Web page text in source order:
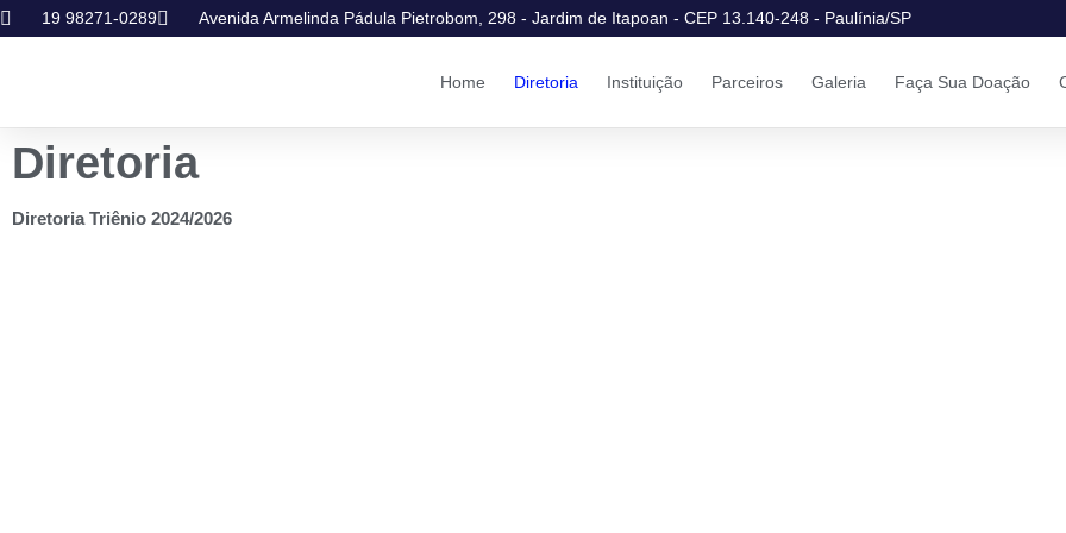
19 98271-0289 Avenida Armelinda Pádula Pietrobom, 298 - Jardim de Itapoan - CEP 13.140-248 - Paulínia/SP
Home Diretoria Instituição Parceiros Galeria Faça Sua Doação
Diretoria
Diretoria Triênio 2024/2026